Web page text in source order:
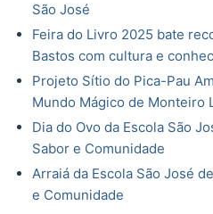
São José
Feira do Livro 2025 bate
Bastos com cultura e
Projeto Sítio do Pica-Pau
Mundo Mágico de Monteiro
Dia do Ovo da Escola São
Sabor e Comunidade
Arraiá da Escola São José
e Comunidade